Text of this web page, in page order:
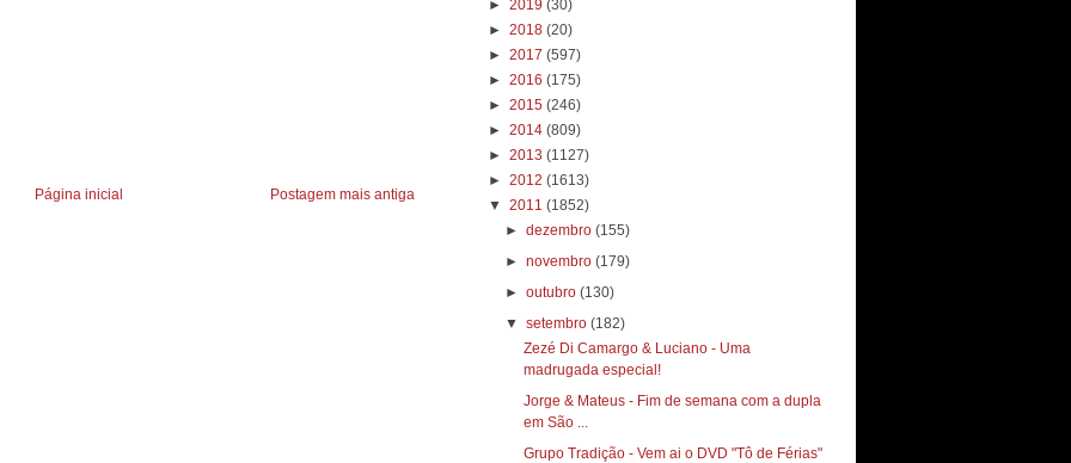
Postagem mais antiga
Página inicial
► 2019 (30)
► 2018 (20)
► 2017 (597)
► 2016 (175)
► 2015 (246)
► 2014 (809)
► 2013 (1127)
► 2012 (1613)
▼ 2011 (1852)
►dezembro(155)
►novembro(179)
►outubro(130)
▼setembro(182)
Zezé Di Camargo & Luciano - Uma
madrugada especial!
Jorge & Mateus - Fim de semana com a dupla
em São ...
Grupo Tradição - Vem ai o DVD "Tô de Férias"